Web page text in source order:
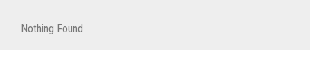
Nothing Found